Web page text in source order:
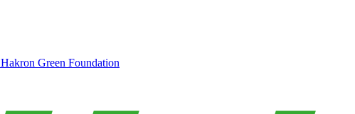
Hakron Green Foundation